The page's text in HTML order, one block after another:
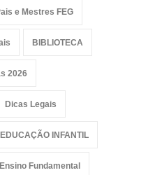
e Mestres FEG
BIBLIOTECA
2026
Dicas Legais
EDUCAÇÃO INFANTIL
Ensino Fundamental